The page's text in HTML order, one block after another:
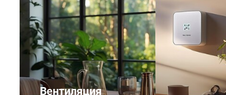
Вентиляция